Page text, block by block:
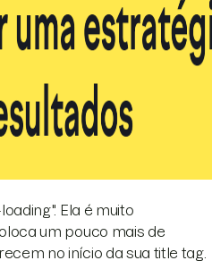
Ela é muito
um pouco mais de
no início da sua title tag.